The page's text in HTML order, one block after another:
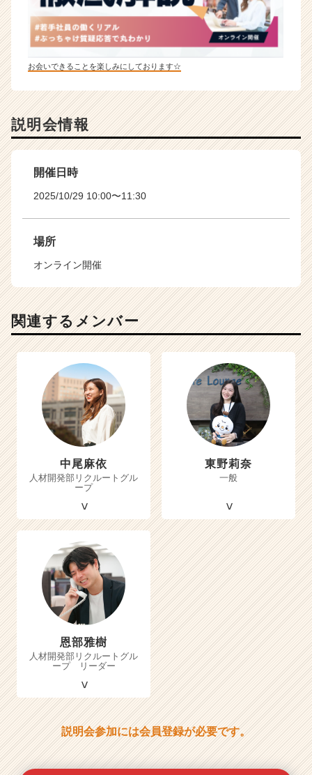
お会いできることを楽しみにしております☆
説明会情報
開催日時
2025/10/29 10:00〜11:30
場所
オンライン開催
関連するメンバー
中尾麻依
人材開発部リクルートグル
ープ
東野莉奈
一般
恩部雅樹
人材開発部リクルートグル
ープ リーダー
説明会参加には会員登録が必要です。